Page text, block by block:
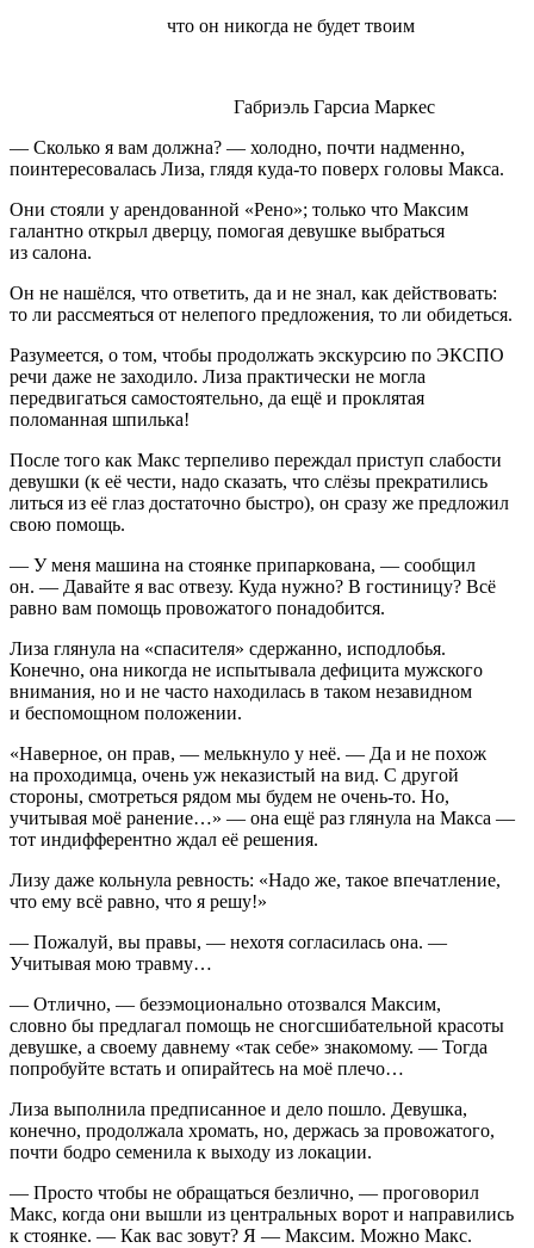
что он никогда не будет твоим
Габриэль Гарсиа Маркес
— Сколько я вам должна? — холодно, почти надменно,
поинтересовалась Лиза, глядя куда-то поверх головы Макса.
Они стояли у арендованной «Рено»; только что Максим
галантно открыл дверцу, помогая девушке выбраться
из салона.
Он не нашёлся, что ответить, да и не знал, как действовать:
то ли рассмеяться от нелепого предложения, то ли обидеться.
Разумеется, о том, чтобы продолжать экскурсию по ЭКСПО
речи даже не заходило. Лиза практически не могла
передвигаться самостоятельно, да ещё и проклятая
поломанная шпилька!
После того как Макс терпеливо переждал приступ слабости
девушки (к её чести, надо сказать, что слёзы прекратились
литься из её глаз достаточно быстро), он сразу же предложил
свою помощь.
— У меня машина на стоянке припаркована, — сообщил
он. — Давайте я вас отвезу. Куда нужно? В гостиницу? Всё
равно вам помощь провожатого понадобится.
Лиза глянула на «спасителя» сдержанно, исподлобья.
Конечно, она никогда не испытывала дефицита мужского
внимания, но и не часто находилась в таком незавидном
и беспомощном положении.
«Наверное, он прав, — мелькнуло у неё. — Да и не похож
на проходимца, очень уж неказистый на вид. С другой
стороны, смотреться рядом мы будем не очень-то. Но,
учитывая моё ранение…» — она ещё раз глянула на Макса —
тот индифферентно ждал её решения.
Лизу даже кольнула ревность: «Надо же, такое впечатление,
что ему всё равно, что я решу!»
— Пожалуй, вы правы, — нехотя согласилась она. —
Учитывая мою травму…
— Отлично, — безэмоционально отозвался Максим,
словно бы предлагал помощь не сногсшибательной красоты
девушке, а своему давнему «так себе» знакомому. — Тогда
попробуйте встать и опирайтесь на моё плечо…
Лиза выполнила предписанное и дело пошло. Девушка,
конечно, продолжала хромать, но, держась за провожатого,
почти бодро семенила к выходу из локации.
— Просто чтобы не обращаться безлично, — проговорил
Макс, когда они вышли из центральных ворот и направились
к стоянке. — Как вас зовут? Я — Максим. Можно Макс.